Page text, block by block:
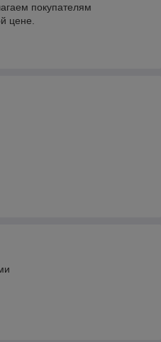
покупателям
цене.